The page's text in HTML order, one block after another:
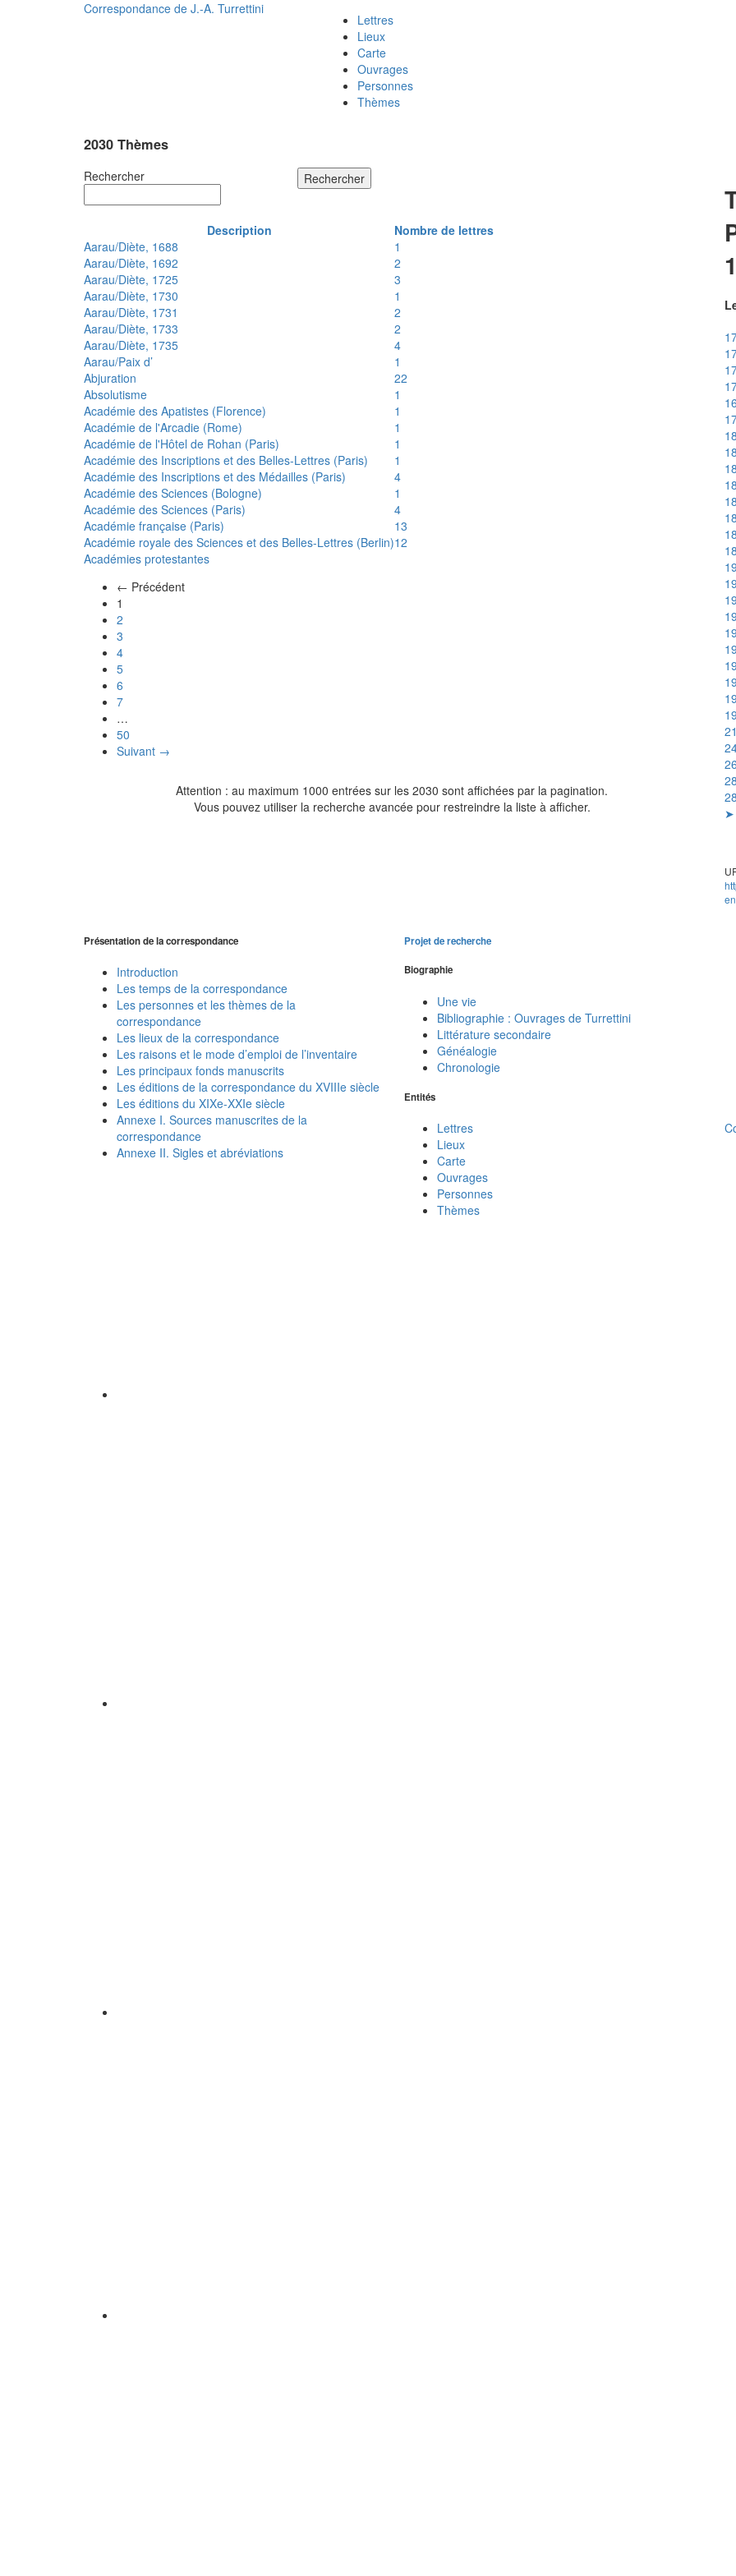
Correspondance de J.-A. Turrettini
Lettres
Lieux
Carte
Ouvrages
Personnes
Thèmes
2030 Thèmes
Rechercher Rechercher
Description
Nombre de lettres
Aarau/Diète, 1688
1
Aarau/Diète, 1692
2
Aarau/Diète, 1725
3
Aarau/Diète, 1730
1
Aarau/Diète, 1731
2
Aarau/Diète, 1733
2
Aarau/Diète, 1735
4
Aarau/Paix d’
1
Abjuration
22
Absolutisme
1
Académie des Apatistes (Florence)
1
Académie de l'Arcadie (Rome)
1
Académie de l'Hôtel de Rohan (Paris)
1
Académie des Inscriptions et des Belles-Lettres (Paris)
1
Académie des Inscriptions et des Médailles (Paris)
4
Académie des Sciences (Bologne)
1
Académie des Sciences (Paris)
4
Académie française (Paris)
13
Académie royale des Sciences et des Belles-Lettres (Berlin)12
Académies protestantes
← Précédent
1
2
3
4
5
6
7
…
50
Suivant →
Attention : au maximum 1000 entrées sur les 2030 sont affichées par la pagination.
Vous pouvez utiliser la recherche avancée pour restreindre la liste à afficher.
➤
Présentation de la correspondance
Introduction
Les temps de la correspondance
Les personnes et les thèmes de la
correspondance
Les lieux de la correspondance
Les raisons et le mode d’emploi de l’inventaire
Les principaux fonds manuscrits
Les éditions de la correspondance du XVIIIe siècle
Les éditions du XIXe-XXIe siècle
Annexe I. Sources manuscrites de la
correspondance
Annexe II. Sigles et abréviations
Projet de recherche
Biographie
Une vie
Bibliographie : Ouvrages de Turrettini
Littérature secondaire
Généalogie
Chronologie
Entités
Lettres
Lieux
Carte
Ouvrages
Personnes
Thèmes